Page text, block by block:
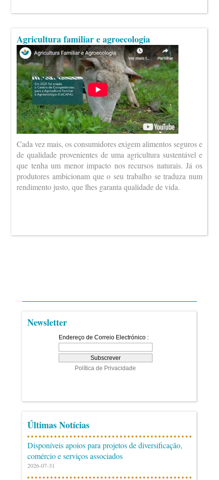
Agricultura familiar e agroecologia
Cada vez mais, os consumidores exigem alimentos seguros e
de qualidade provenientes de uma agricultura sustentável e
que tenha um menor impacto nos recursos naturais. Já os
produtores ambicionam que o seu trabalho se traduza num
rendimento justo, que lhes garanta qualidade de vida.
Newsletter
Últimas Notícias
Disponíveis apoios para projetos de diversificação,
comércio e serviços associados
2026-07-31